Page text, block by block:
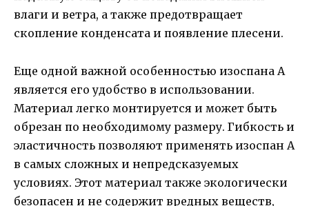
влаги и ветра, а также предотвращает
скопление конденсата и появление плесени.
Еще одной важной особенностью изоспана A
является его удобство в использовании.
Материал легко монтируется и может быть
обрезан по необходимому размеру. Гибкость и
эластичность позволяют применять изоспан A
в самых сложных и непредсказуемых
условиях. Этот материал также экологически
безопасен и не содержит вредных веществ,